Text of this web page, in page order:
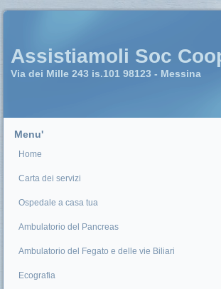
Assistiamoli Soc
Via dei Mille 243 is.101 98123 - Messina
Menu'
Home
Carta dei servizi
Ospedale a casa tua
Ambulatorio del Pancreas
Ambulatorio del Fegato e delle vie Biliari
Ecografia